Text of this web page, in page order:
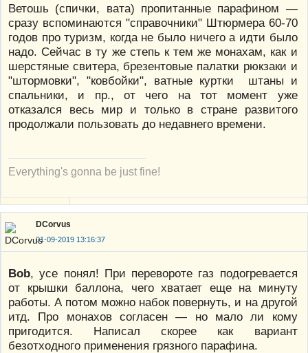
Ветошь (спички, вата) пропитанные парафином —
сразу вспоминаются "справочники" Штюрмера 60-70
годов про туризм, когда не было ничего а идти было
надо. Сейчас в ту же степь к тем же монахам, как и
шерстяные свитера, брезентовые палатки рюкзаки и
"штормовки", "ковбойки", ватные куртки штаны и
спальники, и пр., от чего на тот момент уже
отказался весь мир и только в стране развитого
продолжали пользовать до недавнего времени.
Everything's gonna be just fine!
DCorvus
01-09-2019 13:16:37
Bob, усе понял! При перевороте газ подогревается
от крышки баллона, чего хватает еще на минуту
работы. А потом можно набок повернуть, и на другой
итд. Про монахов согласен — но мало ли кому
пригодится. Написал скорее как вариант
безотходного применения грязного парафина.